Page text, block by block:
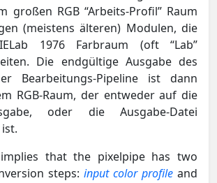
großen RGB “Arbeits-Profil” Raum
(meistens älteren) Modulen, die
1976 Farbraum (oft “Lab”
Die endgültige Ausgabe des
Bearbeitungs-Pipeline ist dann
RGB-Raum, der entweder auf die
oder die Ausgabe-Datei
that the pixelpipe has two
steps: input color profile and